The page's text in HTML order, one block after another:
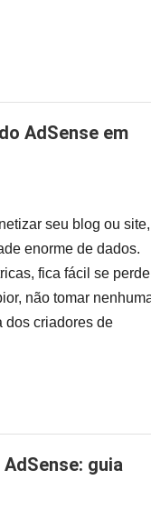
seu blog ou site,
enorme de dados.
fica fácil se
não tomar
dos criadores de